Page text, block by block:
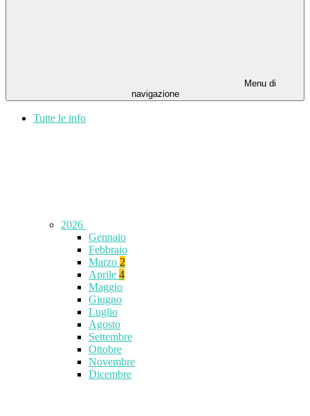
Menu di
navigazione
Tutte le info
2026
Gennaio
Febbraio
Marzo 2
Aprile 4
Maggio
Giugno
Luglio
Agosto
Settembre
Ottobre
Novembre
Dicembre